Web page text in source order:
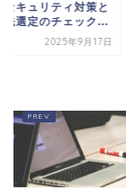
セキュリティ対策と
先選定のチェック...
2025年9月17日